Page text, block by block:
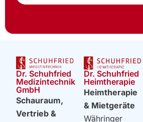
Dr. Schuhfried
Medizintechnik
GmbH
Schauraum,
Vertrieb &
Dr. Schuhfried
Heimtherapie
Heimtherapie
& Mietgeräte
Währinger